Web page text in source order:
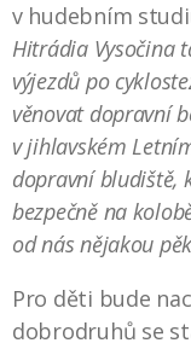
v hudebním
Hitrádia Vysočina
výjezdů po
věnovat dopravní
v jihlavském
dopravní bludiště,
bezpečně na
od nás nějakou
Pro děti bude
dobrodruhů se